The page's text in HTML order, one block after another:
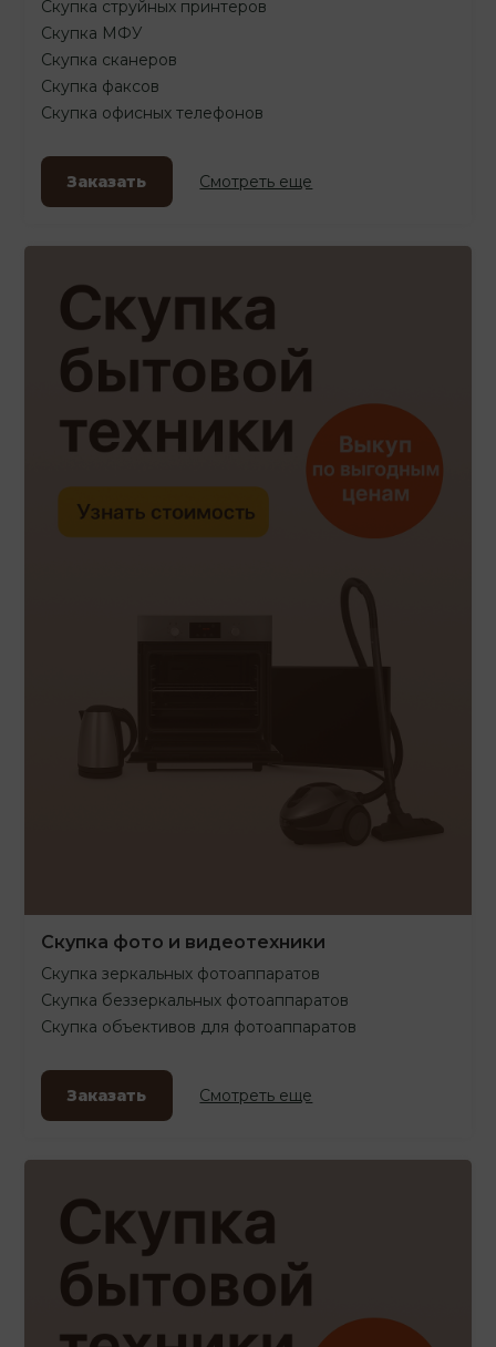
Скупка струйных принтеров
Скупка МФУ
Скупка сканеров
Скупка факсов
Скупка офисных телефонов
Заказать Смотреть еще
Скупка фото и видеотехники
Скупка зеркальных фотоаппаратов
Скупка беззеркальных фотоаппаратов
Скупка объективов для фотоаппаратов
Заказать Смотреть еще